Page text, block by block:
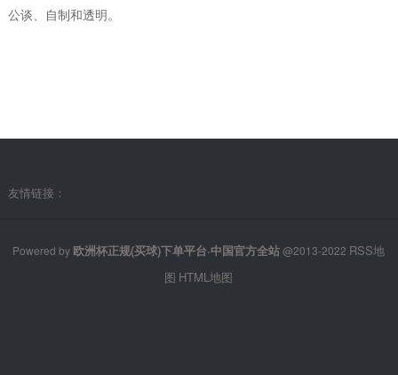
公谈、自制和透明。
友情链接：
Powered by 欧洲杯正规(买球)下单平台·中国官方全站@2013-2022 RSS地
图 HTML地图